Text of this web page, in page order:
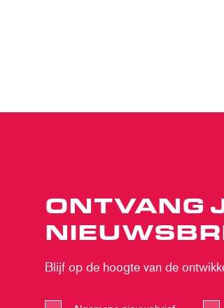
ONTVANG
Blijf op de hoogte van de